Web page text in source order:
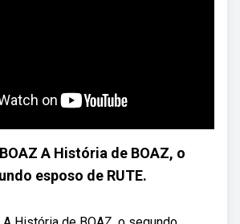
A História de BOAZ, o
esposo de RUTE.